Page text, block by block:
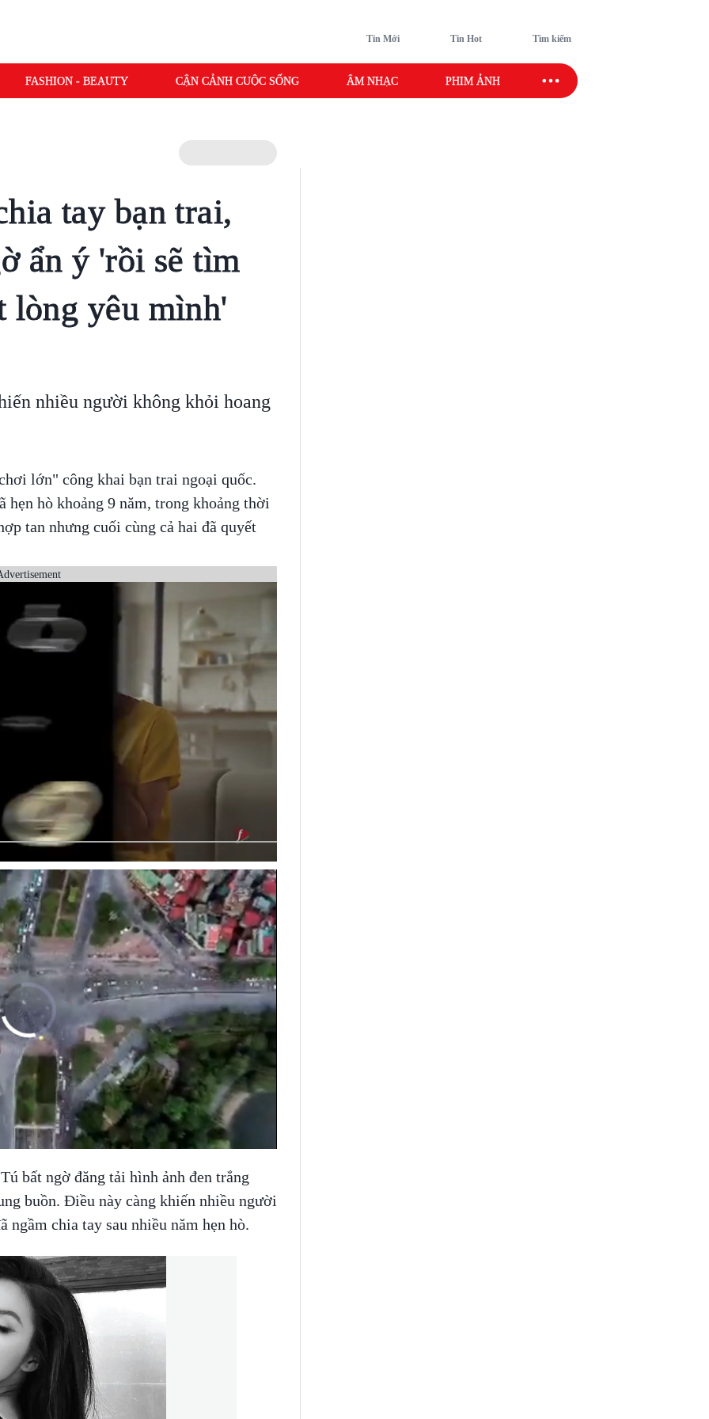
Tin Mới Tin Hot Tìm kiếm
FASHION - BEAUTY CẬN CẢNH CUỘC SỐNG ÂM NHẠC PHIM ẢNH SAO SPORT
tay bạn trai,
ẩn ý 'rồi sẽ tìm
lòng yêu mình'
nhiều người không khỏi hoang
lớn" công khai bạn trai ngoại quốc.
hẹn hò khoảng 9 năm, trong khoảng thời
tan nhưng cuối cùng cả hai đã quyết
bất ngờ đăng tải hình ảnh đen trắng
buồn. Điều này càng khiến nhiều người
chia tay sau nhiều năm hẹn hò.